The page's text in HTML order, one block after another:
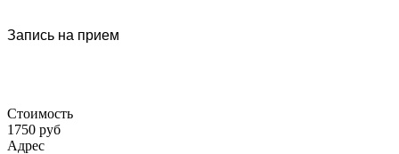
Запись на прием
Стоимость
1750 руб
Адрес